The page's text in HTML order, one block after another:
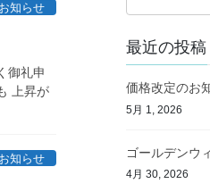
お知らせ
御礼申
上昇が
お知らせ
最近の投稿
価格改定のお
5月 1, 2026
ゴールデンウ
4月 30, 2026